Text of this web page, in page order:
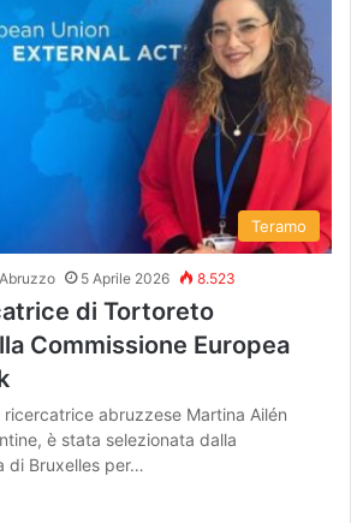
Teramo
5 Aprile 2026 8.523
di Tortoreto
Commissione Europea
abruzzese Martina Ailén
è stata selezionata dalla
di Bruxelles per…